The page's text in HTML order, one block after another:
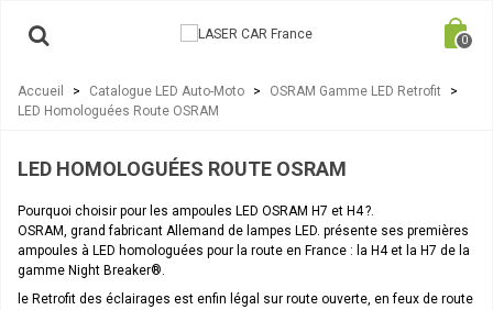
0
Accueil > Catalogue LED Auto-Moto > OSRAM Gamme LED Retrofit
>
LED Homologuées Route OSRAM
LED HOMOLOGUÉES ROUTE OSRAM
Pourquoi choisir pour les ampoules LED OSRAM H7 et H4 ?.
OSRAM, grand fabricant Allemand de lampes LED. présente ses premières
ampoules à LED homologuées pour la route en France : la H4 et la H7 de la
gamme Night Breaker®.
le Retrofit des éclairages est enfin légal sur route ouverte, en feux de route